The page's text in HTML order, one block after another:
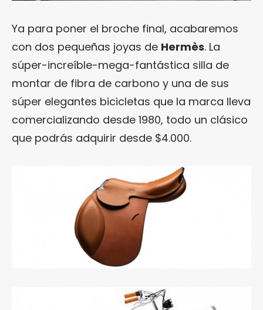
Ya para poner el broche final, acabaremos
con dos pequeñas joyas de Hermès. La
súper-increíble-mega-fantástica silla de
montar de fibra de carbono y una de sus
súper elegantes bicicletas que la marca lleva
comercializando desde 1980, todo un clásico
que podrás adquirir desde $4.000.